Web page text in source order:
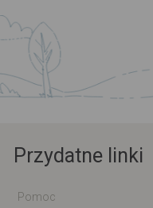
Przydatne linki
Pomoc